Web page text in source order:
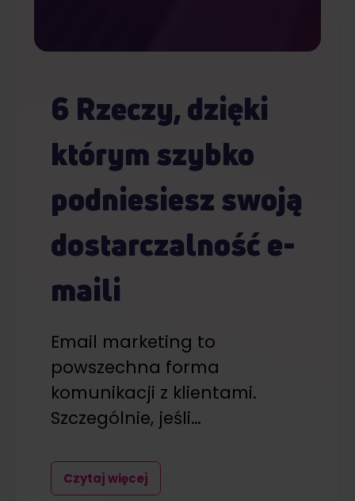
6 Rzeczy, dzięki
którym szybko
podniesiesz swoją
dostarczalność e-
maili
Email marketing to
powszechna forma
komunikacji z klientami.
Szczególnie, jeśli…
Czytaj więcej